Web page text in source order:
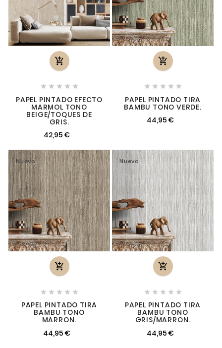

    
PAPEL PINTADO EFECTO
MARMOL TONO
BEIGE/TOQUES DE
GRIS.
42,95 €

    
PAPEL PINTADO TIRA
BAMBU TONO VERDE.
44,95 €
Nuevo

    
PAPEL PINTADO TIRA
BAMBU TONO
MARRON.
44,95 €
Nuevo

    
PAPEL PINTADO TIRA
BAMBU TONO
GRIS/MARRON.
44,95 €